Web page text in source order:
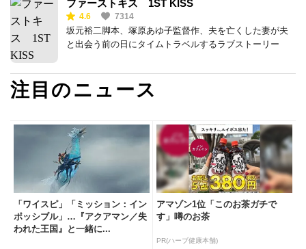
ファーストキス 1ST KISS
4.6 7314
坂元裕二脚本、塚原あゆ子監督作、夫を亡くした妻が夫
と出会う前の日にタイムトラベルするラブストーリー
注目のニュース
「ワイスピ」「ミッション：イン
ポッシブル」…『アクアマン／失
われた王国』と一緒に...
アマゾン1位「このお茶ガチで
す」噂のお茶
PR(ハーブ健康本舗)